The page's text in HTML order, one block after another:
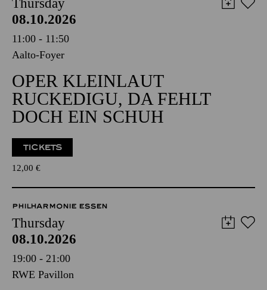
Thursday
08.10.2026
11:00 - 11:50
Aalto-Foyer
OPER KLEINLAUT
RUCKEDIGU, DA FEHLT
DOCH EIN SCHUH
TICKETS
12,00 €
PHILHARMONIE ESSEN
Thursday
08.10.2026
19:00 - 21:00
RWE Pavillon